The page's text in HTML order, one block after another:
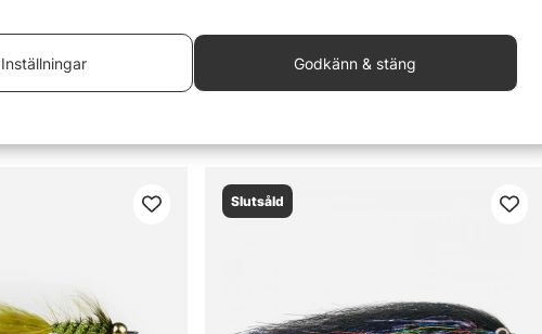
Slutsåld
Inställningar Godkänn & stäng